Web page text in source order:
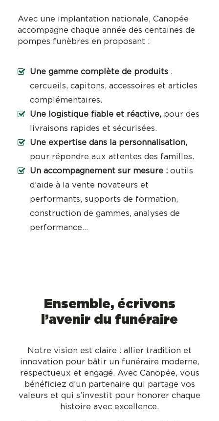
Avec une implantation nationale, Canopée
accompagne chaque année des centaines de
pompes funèbres en proposant :
Une gamme complète de produits :
cercueils, capitons, accessoires et articles
complémentaires.
Une logistique fiable et réactive, pour des
livraisons rapides et sécurisées.
Une expertise dans la personnalisation,
pour répondre aux attentes des familles.
Un accompagnement sur mesure : outils
d’aide à la vente novateurs et
performants, supports de formation,
construction de gammes, analyses de
performance…
Ensemble, écrivons
l’avenir du funéraire
Notre vision est claire : allier tradition et
innovation pour bâtir un funéraire moderne,
respectueux et engagé. Avec Canopée, vous
bénéficiez d’un partenaire qui partage vos
valeurs et qui s’investit pour honorer chaque
histoire avec excellence.